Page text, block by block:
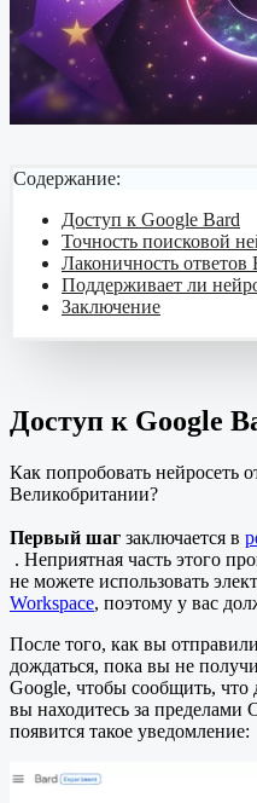
Содержание:
Доступ к Google Bard
Точность поисковой
Лаконичность ответов
Поддерживает ли
Заключение
Доступ к Google
Как попробовать нейросеть
Великобритании?
Первый шаг заключается в
. Неприятная часть этого
не можете использовать
Workspace, поэтому у вас
После того, как вы
дождаться, пока вы не
Google, чтобы сообщить, что
вы находитесь за
появится такое уведомление: